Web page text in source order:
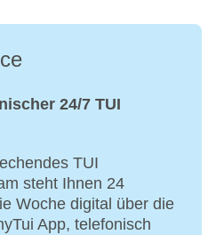
24/7 TUI
TUI
steht Ihnen 24
Woche digital über die
App, telefonisch